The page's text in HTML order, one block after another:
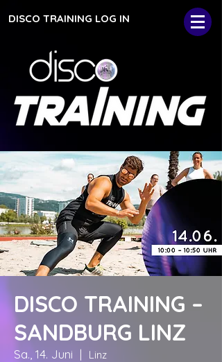
DISCO TRAINING LOG IN
DISCO TRAINING –
SANDBURG LINZ
Sa., 14. Juni
  |
Linz